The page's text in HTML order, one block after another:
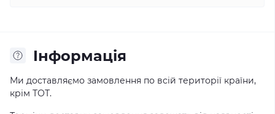
Iнформація
Ми доставляємо замовлення по всій території країни,
крім ТОТ.